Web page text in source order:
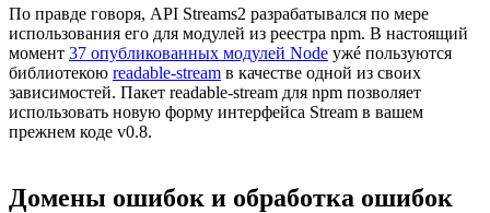
По правде говоря, API Streams2 разрабатывался по мере
использования его для модулей из реестра npm. В настоящий
момент 37 опубликованных модулей Node ужé пользуются
библиотекою readable-stream в качестве одной из своих
зависимостей. Пакет readable-stream для npm позволяет
использовать новую форму интерфейса Stream в вашем
прежнем коде v0.8.
Домены ошибок и обработка ошибок